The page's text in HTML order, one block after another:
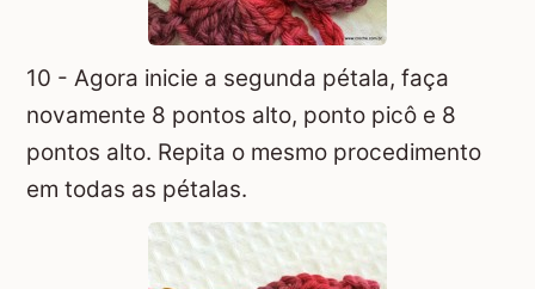
10 - Agora inicie a segunda pétala, faça
novamente 8 pontos alto, ponto picô e 8
pontos alto. Repita o mesmo procedimento
em todas as pétalas.